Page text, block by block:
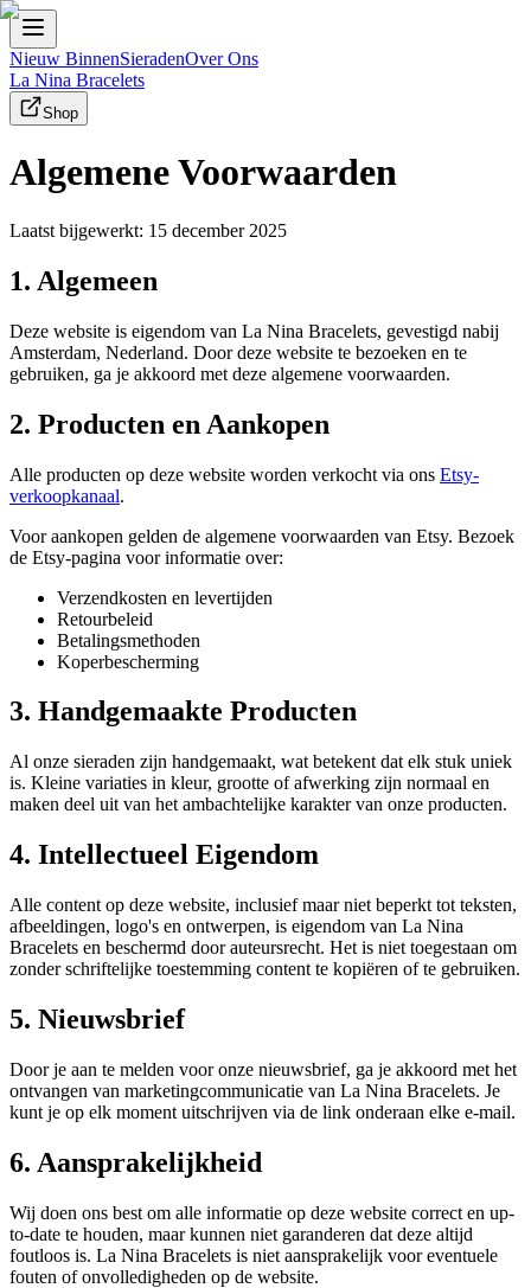
Nieuw BinnenSieradenOver Ons
La Nina Bracelets
Shop
Algemene Voorwaarden
Laatst bijgewerkt: 15 december 2025
1. Algemeen
Deze website is eigendom van La Nina Bracelets, gevestigd nabij
Amsterdam, Nederland. Door deze website te bezoeken en te
gebruiken, ga je akkoord met deze algemene voorwaarden.
2. Producten en Aankopen
Alle producten op deze website worden verkocht via ons Etsy-
verkoopkanaal.
Voor aankopen gelden de algemene voorwaarden van Etsy. Bezoek
de Etsy-pagina voor informatie over:
Verzendkosten en levertijden
Retourbeleid
Betalingsmethoden
Koperbescherming
3. Handgemaakte Producten
Al onze sieraden zijn handgemaakt, wat betekent dat elk stuk uniek
is. Kleine variaties in kleur, grootte of afwerking zijn normaal en
maken deel uit van het ambachtelijke karakter van onze producten.
4. Intellectueel Eigendom
Alle content op deze website, inclusief maar niet beperkt tot teksten,
afbeeldingen, logo's en ontwerpen, is eigendom van La Nina
Bracelets en beschermd door auteursrecht. Het is niet toegestaan om
zonder schriftelijke toestemming content te kopiëren of te gebruiken.
5. Nieuwsbrief
Door je aan te melden voor onze nieuwsbrief, ga je akkoord met het
ontvangen van marketingcommunicatie van La Nina Bracelets. Je
kunt je op elk moment uitschrijven via de link onderaan elke e-mail.
6. Aansprakelijkheid
Wij doen ons best om alle informatie op deze website correct en up-
to-date te houden, maar kunnen niet garanderen dat deze altijd
foutloos is. La Nina Bracelets is niet aansprakelijk voor eventuele
fouten of onvolledigheden op de website.